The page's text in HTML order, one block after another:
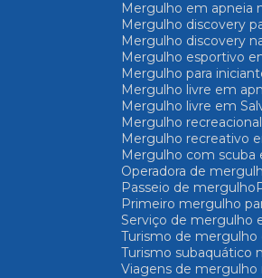
Mergulho em
Mergulho discovery
Mergulho discovery
Mergulho esportivo
Mergulho para
Mergulho livre em
Mergulho livre em
Mergulho
Mergulho recreativo
Mergulho com
Operadora de
Passeio de mergulho
Primeiro mergulho
Serviço de mergulho
Turismo de
Turismo subaquático
Viagens de